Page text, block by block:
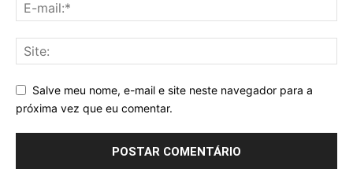
Salve meu nome, e-mail e site neste navegador para a
próxima vez que eu comentar.